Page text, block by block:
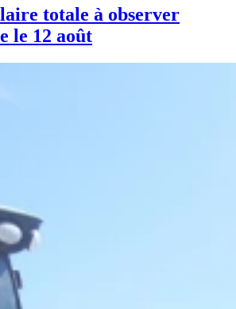
totale à observer
le 12 août